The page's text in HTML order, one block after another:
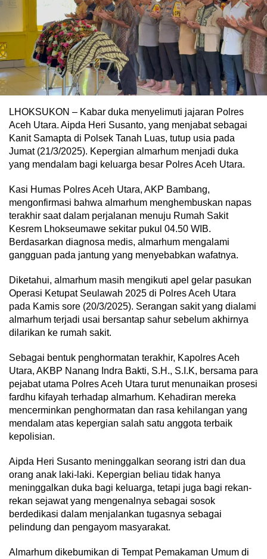
LHOKSUKON – Kabar duka menyelimuti jajaran Polres
Aceh Utara. Aipda Heri Susanto, yang menjabat sebagai
Kanit Samapta di Polsek Tanah Luas, tutup usia pada
Jumat (21/3/2025). Kepergian almarhum menjadi duka
yang mendalam bagi keluarga besar Polres Aceh Utara.
Kasi Humas Polres Aceh Utara, AKP Bambang,
mengonfirmasi bahwa almarhum menghembuskan napas
terakhir saat dalam perjalanan menuju Rumah Sakit
Kesrem Lhokseumawe sekitar pukul 04.50 WIB.
Berdasarkan diagnosa medis, almarhum mengalami
gangguan pada jantung yang menyebabkan wafatnya.
Diketahui, almarhum masih mengikuti apel gelar pasukan
Operasi Ketupat Seulawah 2025 di Polres Aceh Utara
pada Kamis sore (20/3/2025). Serangan sakit yang dialami
almarhum terjadi usai bersantap sahur sebelum akhirnya
dilarikan ke rumah sakit.
Sebagai bentuk penghormatan terakhir, Kapolres Aceh
Utara, AKBP Nanang Indra Bakti, S.H., S.I.K, bersama para
pejabat utama Polres Aceh Utara turut menunaikan prosesi
fardhu kifayah terhadap almarhum. Kehadiran mereka
mencerminkan penghormatan dan rasa kehilangan yang
mendalam atas kepergian salah satu anggota terbaik
kepolisian.
Aipda Heri Susanto meninggalkan seorang istri dan dua
orang anak laki-laki. Kepergian beliau tidak hanya
meninggalkan duka bagi keluarga, tetapi juga bagi rekan-
rekan sejawat yang mengenalnya sebagai sosok
berdedikasi dalam menjalankan tugasnya sebagai
pelindung dan pengayom masyarakat.
Almarhum dikebumikan di Tempat Pemakaman Umum di